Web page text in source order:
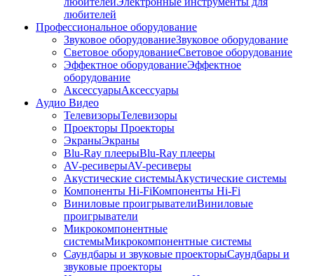
любителей
Профессиональное оборудование
Звуковое оборудованиеЗвуковое оборудование
Световое оборудованиеСветовое оборудование
Эффектное оборудованиеЭффектное
оборудование
АксессуарыАксессуары
Аудио Видео
ТелевизорыТелевизоры
Проекторы Проекторы
ЭкраныЭкраны
Blu-Ray плеерыBlu-Ray плееры
AV-ресиверыAV-ресиверы
Акустические системыАкустические системы
Компоненты Hi-FiКомпоненты Hi-Fi
Виниловые проигрывателиВиниловые
проигрыватели
Микрокомпонентные
системыМикрокомпонентные системы
Саундбары и звуковые проекторыСаундбары и
звуковые проекторы